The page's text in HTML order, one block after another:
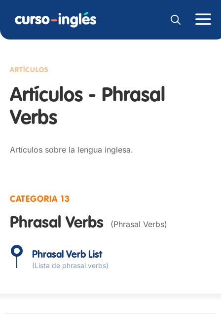
ARTÍCULOS
Artículos - Phrasal
Verbs
Artículos sobre la lengua inglesa.
CATEGORIA 13
Phrasal Verbs (Phrasal Verbs)
Phrasal Verb List
(Lista de phrasal verbs)